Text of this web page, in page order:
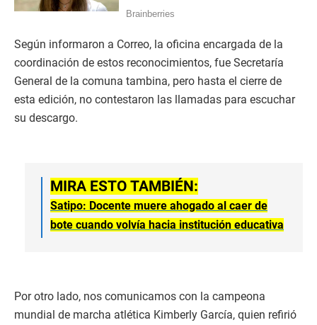
Según informaron a Correo, la oficina encargada de la
coordinación de estos reconocimientos, fue Secretaría
General de la comuna tambina, pero hasta el cierre de
esta edición, no contestaron las llamadas para escuchar
su descargo.
MIRA ESTO TAMBIÉN:
Satipo: Docente muere ahogado al caer de
bote cuando volvía hacia institución educativa
Por otro lado, nos comunicamos con la campeona
mundial de marcha atlética Kimberly García, quien refirió